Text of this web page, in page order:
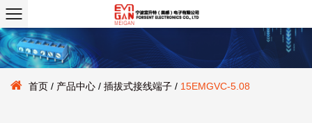
首页 / 产品中心 / 插拔式接线端子 / 15EMGVC-5.08